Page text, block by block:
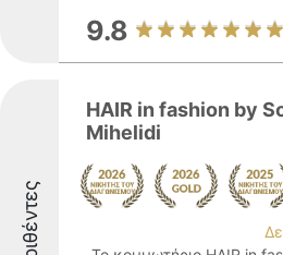
9.8
HAIR in fashion by
Mihelidi